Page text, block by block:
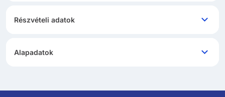
Részvételi adatok
Alapadatok